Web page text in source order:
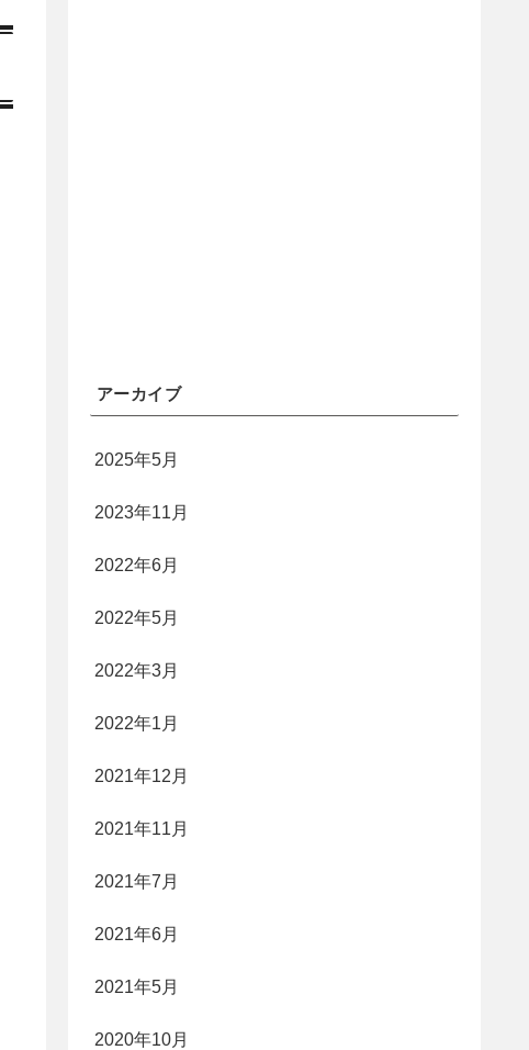
アーカイブ
2025年5月
2023年11月
2022年6月
2022年5月
2022年3月
2022年1月
2021年12月
2021年11月
2021年7月
2021年6月
2021年5月
2020年10月